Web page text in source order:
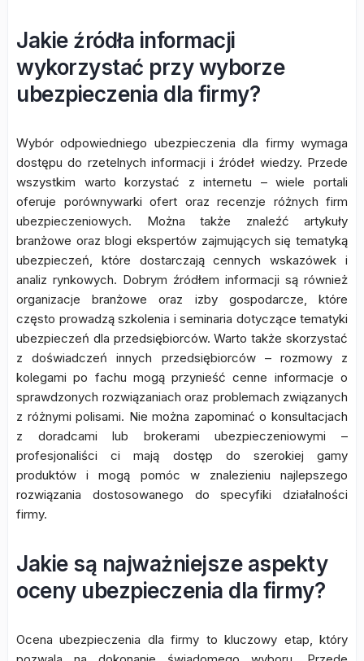
Jakie źródła informacji
wykorzystać przy wyborze
ubezpieczenia dla firmy?
Wybór odpowiedniego ubezpieczenia dla firmy wymaga
dostępu do rzetelnych informacji i źródeł wiedzy. Przede
wszystkim warto korzystać z internetu – wiele portali
oferuje porównywarki ofert oraz recenzje różnych firm
ubezpieczeniowych. Można także znaleźć artykuły
branżowe oraz blogi ekspertów zajmujących się tematyką
ubezpieczeń, które dostarczają cennych wskazówek i
analiz rynkowych. Dobrym źródłem informacji są również
organizacje branżowe oraz izby gospodarcze, które
często prowadzą szkolenia i seminaria dotyczące tematyki
ubezpieczeń dla przedsiębiorców. Warto także skorzystać
z doświadczeń innych przedsiębiorców – rozmowy z
kolegami po fachu mogą przynieść cenne informacje o
sprawdzonych rozwiązaniach oraz problemach związanych
z różnymi polisami. Nie można zapominać o konsultacjach
z doradcami lub brokerami ubezpieczeniowymi –
profesjonaliści ci mają dostęp do szerokiej gamy
produktów i mogą pomóc w znalezieniu najlepszego
rozwiązania dostosowanego do specyfiki działalności
firmy.
Jakie są najważniejsze aspekty
oceny ubezpieczenia dla firmy?
Ocena ubezpieczenia dla firmy to kluczowy etap, który